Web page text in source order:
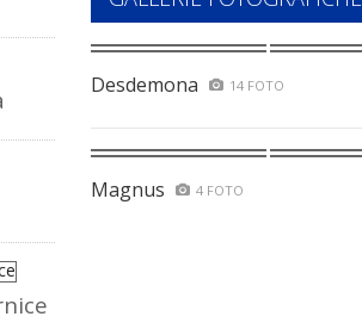
Desdemona 14 FOTO
Magnus 4 FOTO